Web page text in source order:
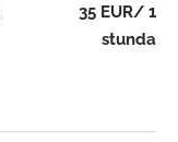
35 EUR/ 1
stunda